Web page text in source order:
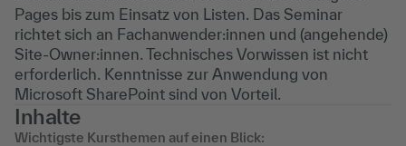
Pages bis zum Einsatz von Listen. Das Seminar
richtet sich an Fachanwender:innen und (angehende)
Site-Owner:innen. Technisches Vorwissen ist nicht
erforderlich. Kenntnisse zur Anwendung von
Microsoft SharePoint sind von Vorteil.
Inhalte
Wichtigste Kursthemen auf einen Blick: